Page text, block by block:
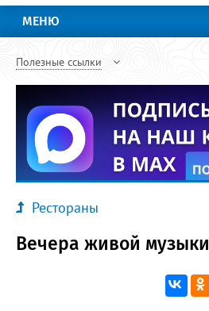
МЕНЮ
Полезные ссылки
Рестораны
Вечера живой музыки